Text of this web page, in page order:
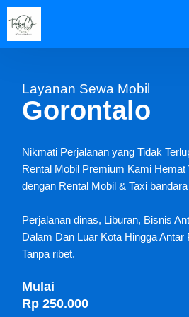
Skip
to
content
Layanan Sewa Mobil
Gorontalo
Nikmati Perjalanan yang Tidak
Rental Mobil Premium Kami Hemat
dengan Rental Mobil & Taxi
Perjalanan dinas, Liburan, Bisnis
Dalam Dan Luar Kota Hingga Antar
Tanpa ribet.
Mulai
Rp 250.000